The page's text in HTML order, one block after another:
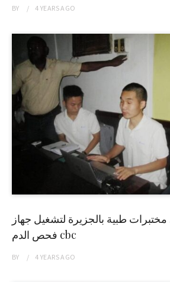
BY 4 YEARSAGO
مختبرات طبية بالجزيرة لتشغيل جهاز
فحص الدم cbc
BY 4 YEARSAGO